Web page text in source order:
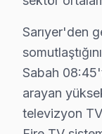
Demirciköy,
Emirgan'da
Fatih Sultan
Sarıyer'den
Sabah
arayan
televizyon